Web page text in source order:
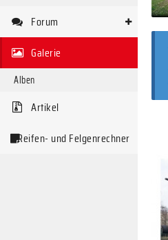
Forum
Galerie
Alben
Artikel
Reifen- und Felgenrechner